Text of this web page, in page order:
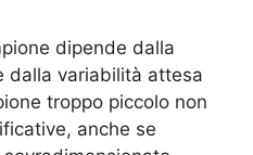
dipende dalla
dalla variabilità attesa
troppo piccolo non
anche se